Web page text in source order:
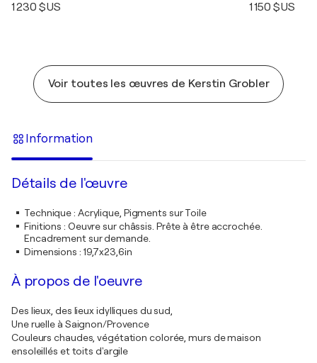
1 230 $US 1 150 $US
Voir toutes les œuvres de Kerstin Grobler
Information
Détails de l'œuvre
Technique: Acrylique, Pigments sur Toile
Finitions : Oeuvre sur châssis. Prête à être accrochée.
Encadrement sur demande.
Dimensions : 19,7x23,6in
À propos de l'oeuvre
Des lieux, des lieux idylliques du sud,
Une ruelle à Saignon/Provence
Couleurs chaudes, végétation colorée, murs de maison
ensoleillés et toits d'argile